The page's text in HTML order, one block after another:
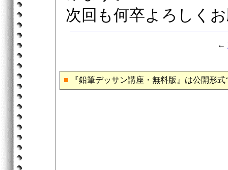
次回も何卒よろしく
←
■ 『鉛筆デッサン講座・無料版』は公開形